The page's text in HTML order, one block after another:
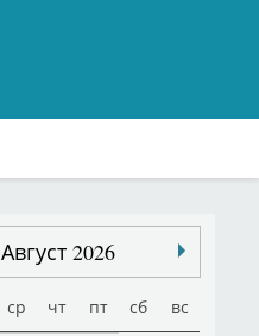
Август 2026
ср чт пт сб вс